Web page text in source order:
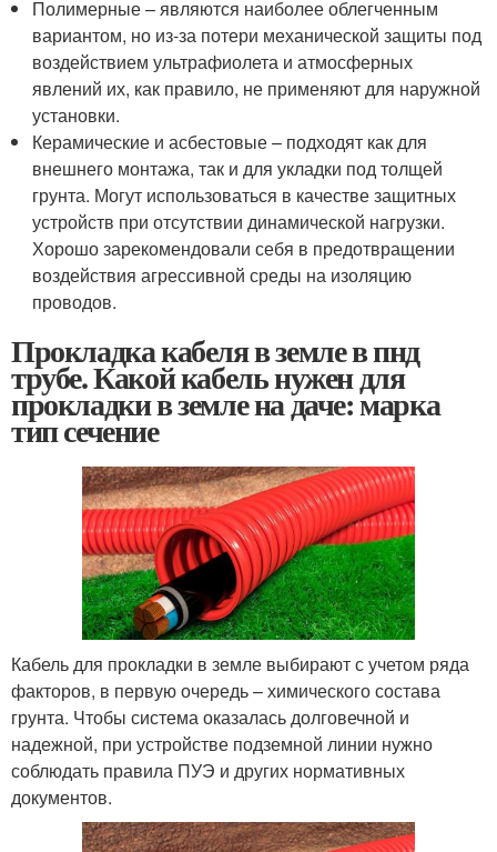
Полимерные – являются наиболее облегченным
вариантом, но из-за потери механической защиты под
воздействием ультрафиолета и атмосферных
явлений их, как правило, не применяют для наружной
установки.
Керамические и асбестовые – подходят как для
внешнего монтажа, так и для укладки под толщей
грунта. Могут использоваться в качестве защитных
устройств при отсутствии динамической нагрузки.
Хорошо зарекомендовали себя в предотвращении
воздействия агрессивной среды на изоляцию
проводов.
Прокладка кабеля в земле в пнд
трубе. Какой кабель нужен для
прокладки в земле на даче: марка
тип сечение
Кабель для прокладки в земле выбирают с учетом ряда
факторов, в первую очередь – химического состава
грунта. Чтобы система оказалась долговечной и
надежной, при устройстве подземной линии нужно
соблюдать правила ПУЭ и других нормативных
документов.